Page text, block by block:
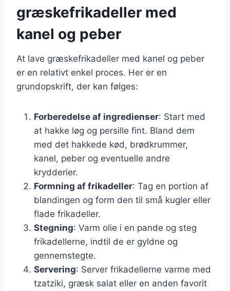
græskefrikadeller med
kanel og peber
At lave græskefrikadeller med kanel og peber
er en relativt enkel proces. Her er en
grundopskrift, der kan følges:
Forberedelse af ingredienser: Start med
at hakke løg og persille fint. Bland dem
med det hakkede kød, brødkrummer,
kanel, peber og eventuelle andre
krydderier.
Formning af frikadeller: Tag en portion af
blandingen og form den til små kugler eller
flade frikadeller.
Stegning: Varm olie i en pande og steg
frikadellerne, indtil de er gyldne og
gennemstegte.
Servering: Server frikadellerne varme med
tzatziki, græsk salat eller en anden favorit